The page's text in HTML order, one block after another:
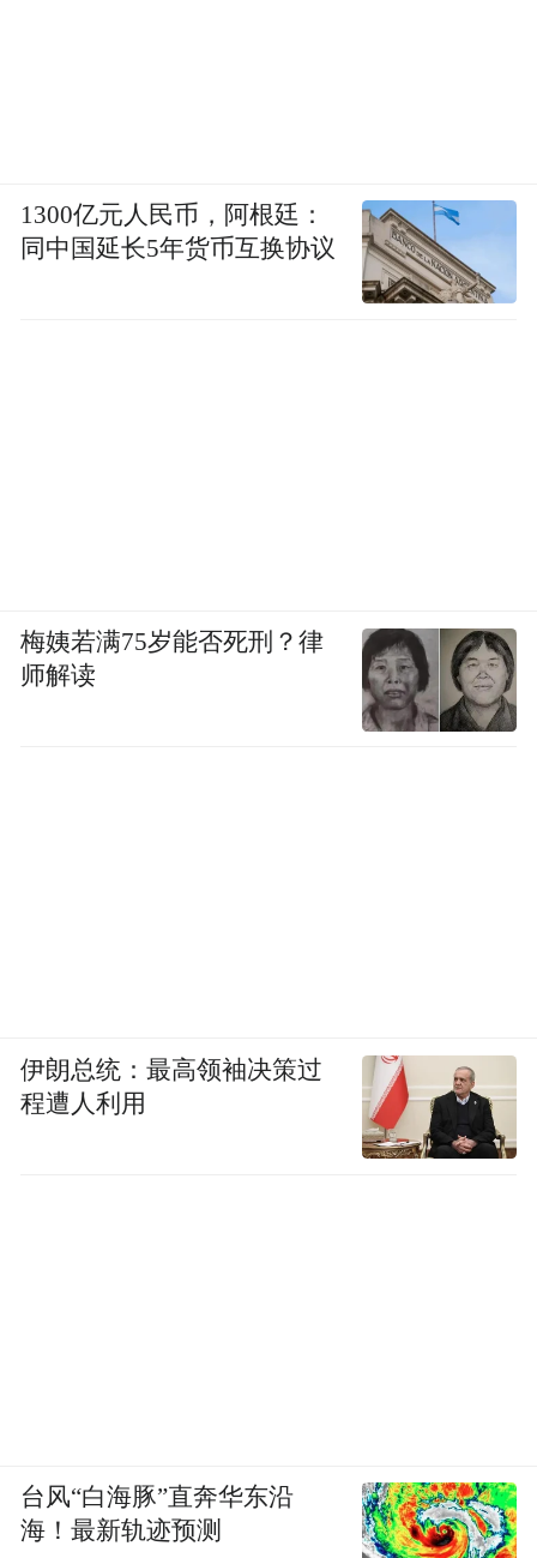
1300亿元人民币，阿根廷：
同中国延长5年货币互换协议
梅姨若满75岁能否死刑？律
师解读
伊朗总统：最高领袖决策过
程遭人利用
台风“白海豚”直奔华东沿
海！最新轨迹预测